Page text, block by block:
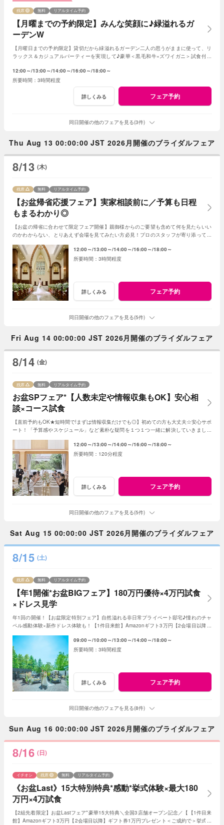
【月曜までの予約限定】みんな笑顔に♪緑溢れるガ
ーデンW
残席 無料 リアルタイム予約
【月曜日までの予約限定】貸切だから緑溢れるガーデン二人の思うがままに使って、リ
ラックス＆カジュアルパーティーを実現して♪豪華＜黒毛和牛×ズワイガニ＞試食付き
12:00～ 13:00～ 14:00～ 16:00～ 18:00～
3時間程度
詳しくみる フェア予約
同日開催の他のフェアを見る(3件)
Thu Aug 13 00:00:00 JST 2026月開催のブライダルフェア
8/13 (木)
【お盆帰省応援フェア】実家相談前に／予算も日程
もまるわかり◎
残席 無料 リアルタイム予約
【お盆の帰省に合わせて限定フェア開催】親御様からのご要望も含めて何を見たらいい
のかわからない、とりあえず会場を見てみたい方必見！プロのスタッフが寄り添ってご
12:00～ 13:00～ 14:00～ 16:00～ 18:00～
3時間程度
詳しくみる フェア予約
同日開催の他のフェアを見る(5件)
Fri Aug 14 00:00:00 JST 2026月開催のブライダルフェア
8/14 (金)
お盆SPフェア*【人数未定や情報収集もOK】安心相
談×コース試食
残席 無料 リアルタイム予約
【直前予約もOK★短時間で!まずは情報収集だけでも◎】初めての方も大丈夫☆安心サポ
ート！「予算感やスケジュール」など素朴な疑問を１つ１つ一緒に解決していきましょ
12:00～ 13:00～ 14:00～ 16:00～ 18:00～
120分程度
詳しくみる フェア予約
同日開催の他のフェアを見る(5件)
Sat Aug 15 00:00:00 JST 2026月開催のブライダルフェア
8/15 (土)
【年1開催*お盆BIGフェア】180万円優待×4万円試食
×ドレス見学
残席 無料 リアルタイム予約
年1回の開催！【お盆限定特別フェア】自然溢れる非日常プライベート邸宅♪憧れのチャ
ペル感動体験×新作ドレス体験も！【1件目来館】Amazonギフト3万円【2会場目以降】
09:00～ 10:00～ 13:00～ 14:00～ 18:00～
3時間程度
詳しくみる フェア予約
同日開催の他のフェアを見る(8件)
Sun Aug 16 00:00:00 JST 2026月開催のブライダルフェア
8/16 (日)
《お盆Last》15大特別特典*感動*挙式体験×最大180
万円×4万試食
イチオシ 残席 無料 リアルタイム予約
【2組先着限定】お盆Lastフェア*豪華15大特典＼全国3店舗オープン記念／【【1件目来
館】Amazonギフト3万円【2会場目以降】ギフト券1万円プレゼント＜ご成約で＞挙式料